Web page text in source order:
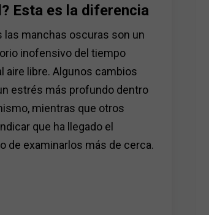
Esta es la diferencia
las manchas oscuras son un
inofensivo del tiempo
aire libre. Algunos cambios
estrés más profundo dentro
mientras que otros
que ha llegado el
de examinarlos más de cerca.